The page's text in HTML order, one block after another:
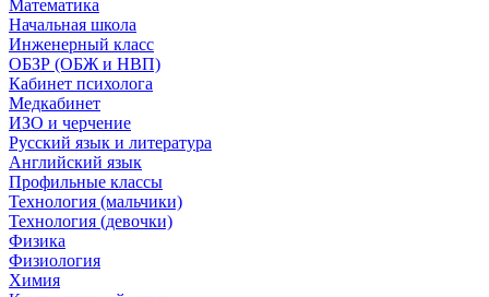
Математика
Начальная школа
Инженерный класс
ОБЗР (ОБЖ и НВП)
Кабинет психолога
Медкабинет
ИЗО и черчение
Русский язык и литература
Английский язык
Профильные классы
Технология (мальчики)
Технология (девочки)
Физика
Физиология
Химия